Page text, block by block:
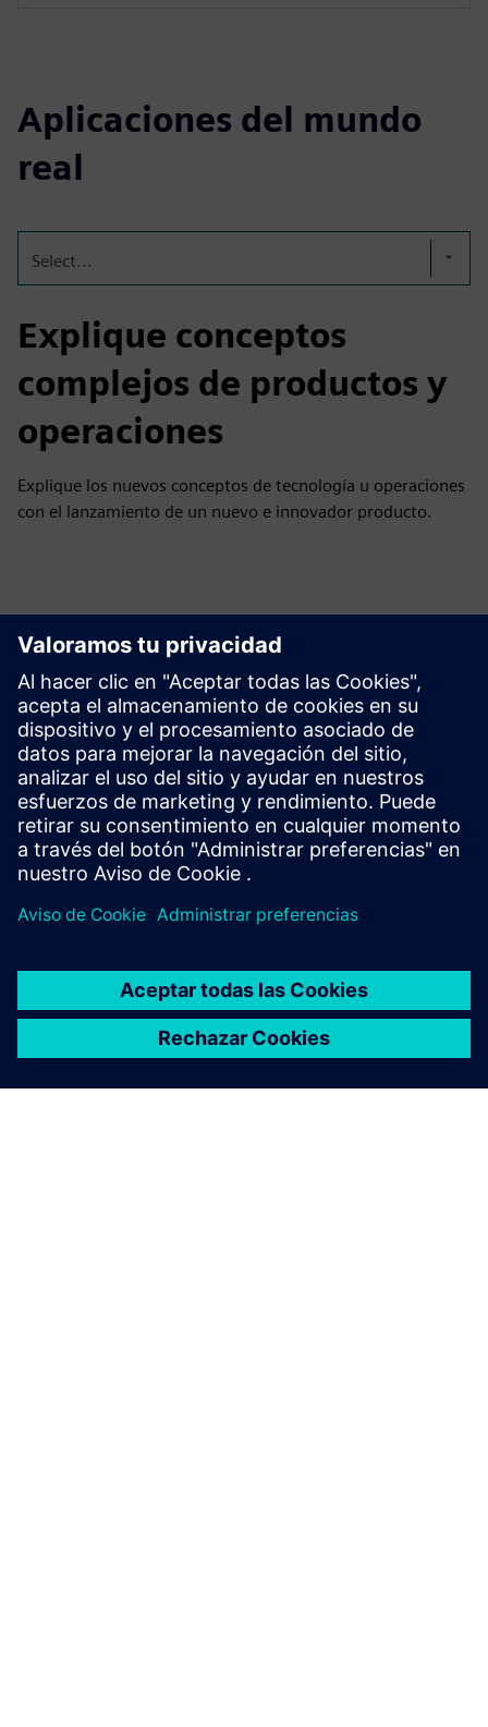
Aplicaciones del mundo
real
Select...
Explique conceptos
complejos de productos y
operaciones
Explique los nuevos conceptos de tecnología u operaciones
con el lanzamiento de un nuevo e innovador producto.
Explora los recursos y los
productos relacionados
Información y recursos adicionales
Side Effects AG | Versículo de productos 3D